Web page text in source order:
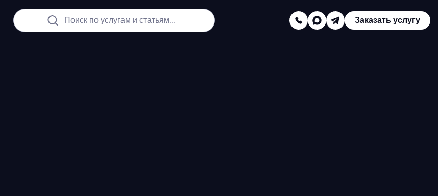
Поиск по услугам и статьям... Заказать услугу